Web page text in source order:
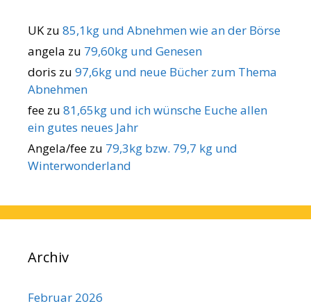
UKzu 85,1kg und Abnehmen wie an der Börse
angela zu 79,60kg und Genesen
doris zu 97,6kg und neue Bücher zum Thema
Abnehmen
fee zu 81,65kg und ich wünsche Euche allen
ein gutes neues Jahr
Angela/fee zu 79,3kg bzw. 79,7 kg und
Winterwonderland
Archiv
Februar 2026